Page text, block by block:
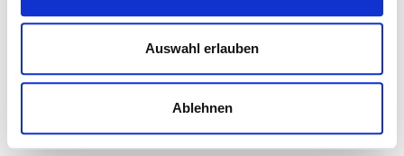
Auswahl erlauben
Ablehnen